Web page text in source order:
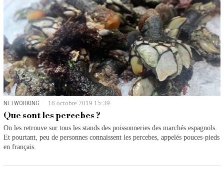
NETWORKING 18 octobre 2019 15:39
Que sont les percebes ?
On les retrouve sur tous les stands des poissonneries des marchés espagnols.
Et pourtant, peu de personnes connaissent les percebes, appelés pouces-pieds
en français.